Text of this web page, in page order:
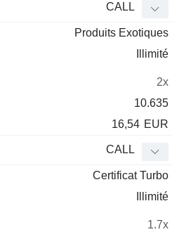
CALL
Produits Exotiques
Illimité
2x
10.635
16,54 EUR
CALL
Certificat Turbo
Illimité
1.7x